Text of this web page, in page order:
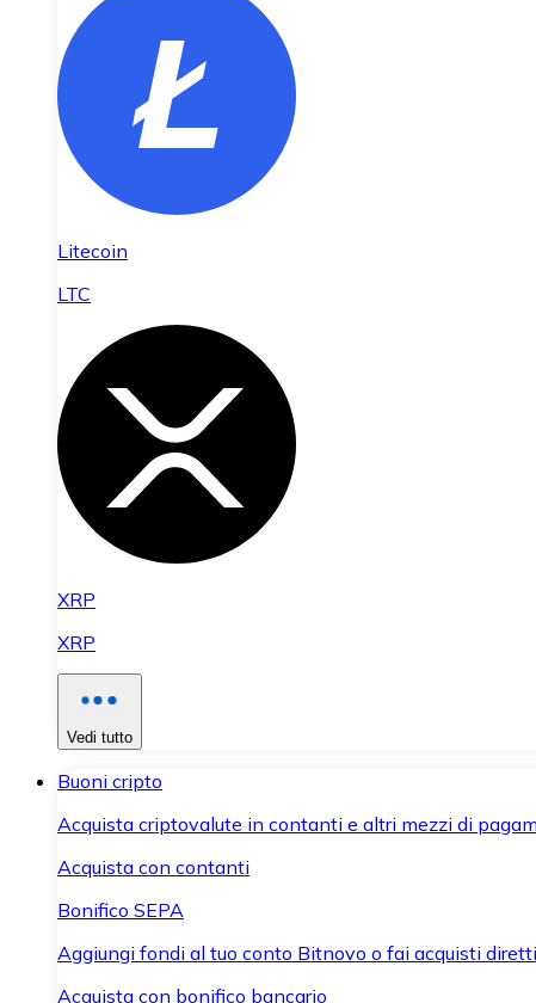
Litecoin
LTC
XRP
XRP
Vedi tutto
Buoni cripto
Acquista criptovalute in contanti e altri mezzi di
Acquista con contanti
Bonifico SEPA
Aggiungi fondi al tuo conto Bitnovo o fai acquisti
Acquista con bonifico bancario